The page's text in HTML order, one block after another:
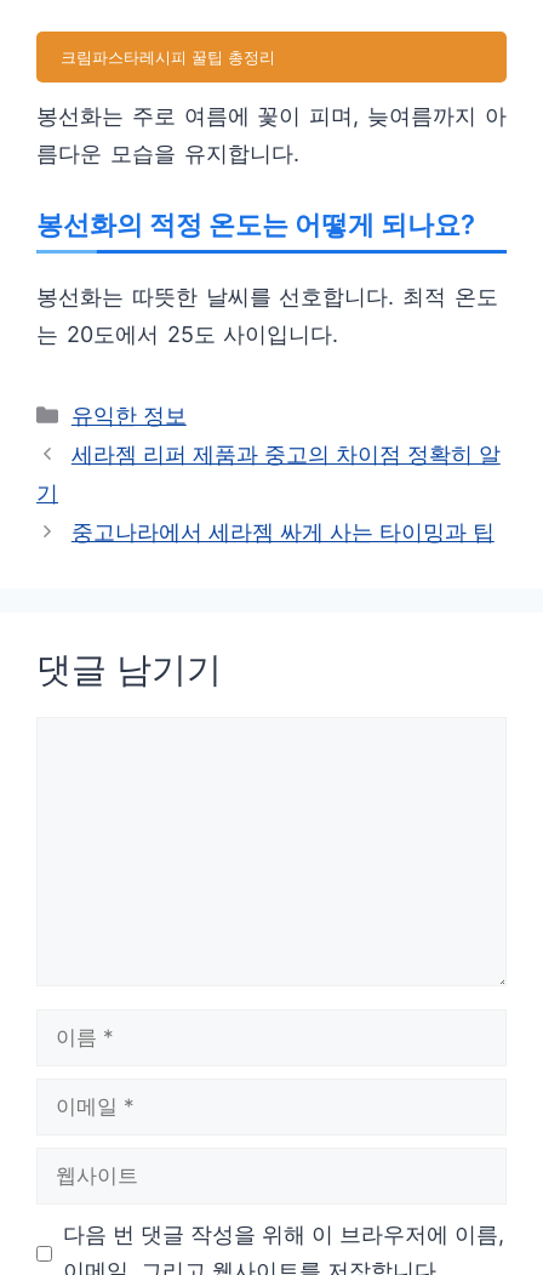
크림파스타레시피 꿀팁 총정리
봉선화는 주로 여름에 꽃이 피며, 늦여름까지 아
름다운 모습을 유지합니다.
봉선화의 적정 온도는 어떻게 되나요?
봉선화는 따뜻한 날씨를 선호합니다. 최적 온도
는 20도에서 25도 사이입니다.
카
테
유익한 정보
세라젬 리퍼 제품과 중고의 차이점 정확히 알
기
중고나라에서 세라젬 싸게 사는 타이밍과 팁
댓글 남기기
다음 번 댓글 작성을 위해 이 브라우저에 이름,